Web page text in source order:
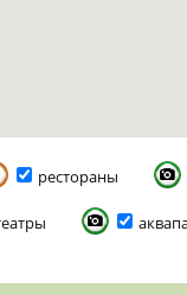
рестораны